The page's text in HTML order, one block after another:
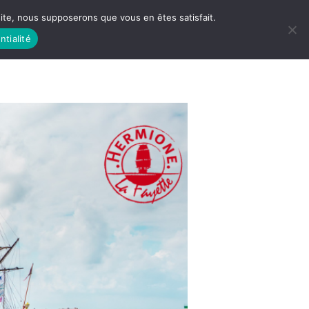
LIFE
nous supposerons que vous en êtes satisfait.